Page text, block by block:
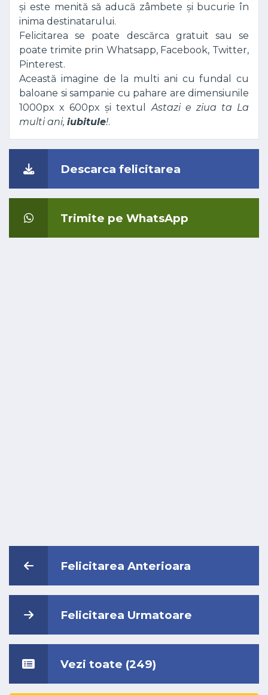
și este menită să aducă zâmbete și bucurie în
inima destinatarului.
Felicitarea se poate descărca gratuit sau se
poate trimite prin Whatsapp, Facebook, Twitter,
Pinterest.
Această imagine de la multi ani cu fundal cu
baloane si sampanie cu pahare are dimensiunile
1000px x 600px și textul Astazi e ziua ta La
multi ani, iubitule!.
Descarca felicitarea
Trimite pe WhatsApp
Felicitarea Anterioara
Felicitarea Urmatoare
Vezi toate (249)